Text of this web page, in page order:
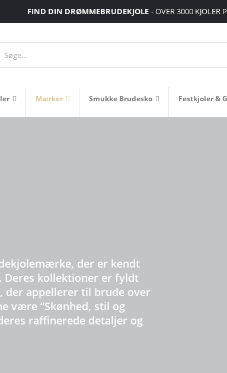
FIND DIN DRØMMEBRUDEKJOLE - OVER 3000 KJOLER
Mærker Smukke Brudesko Festkjoler &
der er kendt
Deres kollektioner er fyldt
der appellerer til brude over
være “Skønhed, stil og
raffinerede detaljer og